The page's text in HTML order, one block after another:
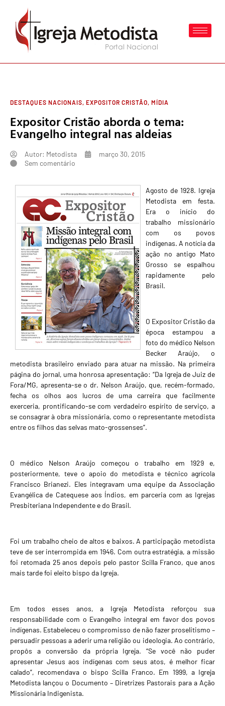
DESTAQUES NACIONAIS, EXPOSITOR CRISTÃO, MÍDIA
Expositor Cristão aborda o tema:
Evangelho integral nas aldeias
Autor: Metodista
março 30, 2015
Sem comentário
Agosto de 1928. Igreja
Metodista em festa.
Era o início do
trabalho missionário
com os povos
indígenas. A notícia da
ação no antigo Mato
Grosso se espalhou
rapidamente pelo
Brasil.
O Expositor Cristão da
época estampou a
foto do médico Nelson
Becker Araújo, o
metodista brasileiro enviado para atuar na missão. Na primeira
página do jornal, uma honrosa apresentação: “Da Igreja de Juiz de
Fora/MG, apresenta-se o dr. Nelson Araújo, que, recém-formado,
fecha os olhos aos lucros de uma carreira que facilmente
exerceria, prontificando-se com verdadeiro espírito de serviço, a
se consagrar à obra missionária, como o representante metodista
entre os filhos das selvas mato-grossenses”.
O médico Nelson Araújo começou o trabalho em 1929 e,
posteriormente, teve o apoio do metodista e técnico agrícola
Francisco Brianezi. Eles integravam uma equipe da Associação
Evangélica de Catequese aos Índios, em parceria com as Igrejas
Presbiteriana Independente e do Brasil.
Foi um trabalho cheio de altos e baixos. A participação metodista
teve de ser interrompida em 1946. Com outra estratégia, a missão
foi retomada 25 anos depois pelo pastor Scilla Franco, que anos
mais tarde foi eleito bispo da Igreja.
Em todos esses anos, a Igreja Metodista reforçou sua
responsabilidade com o Evangelho integral em favor dos povos
indígenas. Estabeleceu o compromisso de não fazer proselitismo –
persuadir pessoas a aderir uma religião ou ideologia. Ao contrário,
propôs a conversão da própria Igreja. “Se você não puder
apresentar Jesus aos indígenas com seus atos, é melhor ficar
calado”, recomendava o bispo Scilla Franco. Em 1999, a Igreja
Metodista lançou o Documento – Diretrizes Pastorais para a Ação
Missionária Indigenista.